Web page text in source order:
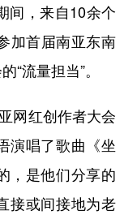
，来自10余个
加首届南亚东南
流量担当”。
网红创作者大会
演唱了歌曲《坐
，是他们分享的
或间接地为老